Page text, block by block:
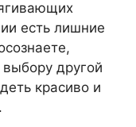
есть лишние
выбору другой
красиво и